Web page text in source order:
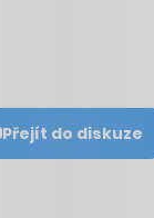
Přejít do diskuze